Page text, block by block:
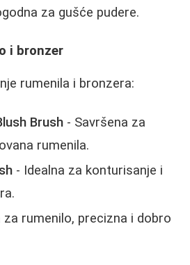
za gušće pudere.
i bronzer
rumenila i bronzera:
Brush - Savršena za
rumenila.
- Idealna za konturisanje i
za rumenilo, precizna i dobro